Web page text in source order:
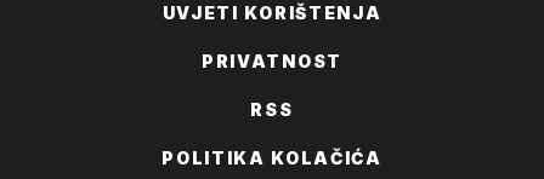
UVJETI KORIŠTENJA
PRIVATNOST
RSS
POLITIKA KOLAČIĆA